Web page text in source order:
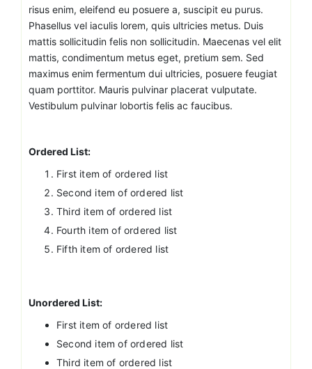
risus enim, eleifend eu posuere a, suscipit eu purus.
Phasellus vel iaculis lorem, quis ultricies metus. Duis
mattis sollicitudin felis non sollicitudin. Maecenas vel elit
mattis, condimentum metus eget, pretium sem. Sed
maximus enim fermentum dui ultricies, posuere feugiat
quam porttitor. Mauris pulvinar placerat vulputate.
Vestibulum pulvinar lobortis felis ac faucibus.
Ordered List:
First item of ordered list
Second item of ordered list
Third item of ordered list
Fourth item of ordered list
Fifth item of ordered list
Unordered List:
First item of ordered list
Second item of ordered list
Third item of ordered list